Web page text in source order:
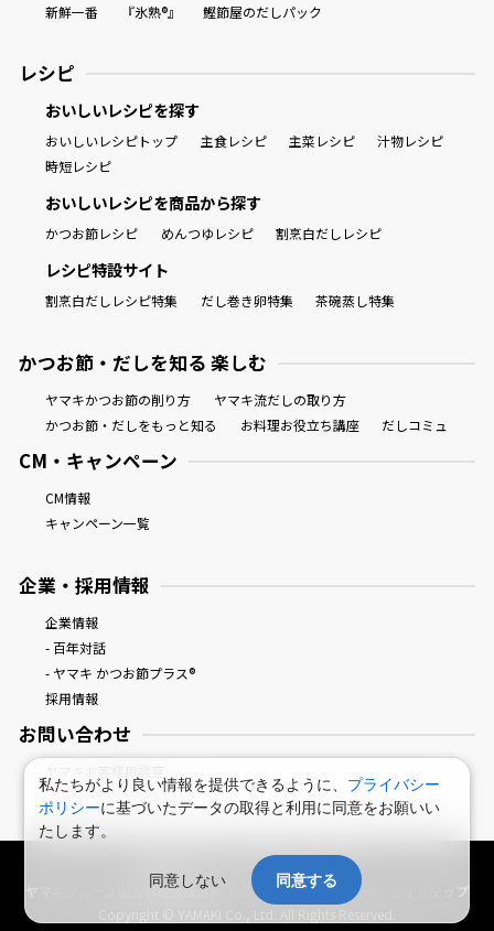
新鮮一番 『氷熟®』 鰹節屋のだしパック
レシピ
おいしいレシピを探す
おいしいレシピトップ 主食レシピ 主菜レシピ
汁物レシピ
時短レシピ
おいしいレシピを商品から探す
かつお節レシピ めんつゆレシピ 割烹白だしレシピ
レシピ特設サイト
割烹白だしレシピ特集 だし巻き卵特集 茶碗蒸し特集
かつお節・だしを知る 楽しむ
ヤマキかつお節の削り方
ヤマキ流だしの取り方
かつお節・だしをもっと知る
お料理お役立ち講座 だしコミュ
CM・キャンペーン
CM情報
キャンペーン一覧
企業・採用情報
企業情報
- 百年対話
- ヤマキ かつお節プラス®
採用情報
お問い合わせ
鰹節屋・だし屋、ヤマキ。 : HOME
ヤマキグループ個人情報保護方針
プライバシーポリシー
サイトマップ
私たちがより良い情報を提供できるように、 プライバシー
ポリシーに基づいたデータの取得と利用に同意をお願いい
たします。
同意しない 同意する